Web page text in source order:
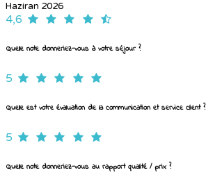
Haziran 2026
4,6
Quelle note donneriez-vous à votre séjour ?
5
Quelle est votre évaluation de la communication et service client ?
5
Quelle note donneriez-vous au rapport qualité / prix ?